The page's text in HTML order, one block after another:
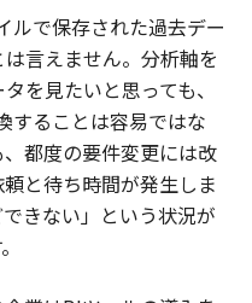
ルで保存された過去デー
言えません。分析軸を
を見たいと思っても、
することは容易ではな
都度の要件変更には改
と待ち時間が発生しま
きない」という状況が